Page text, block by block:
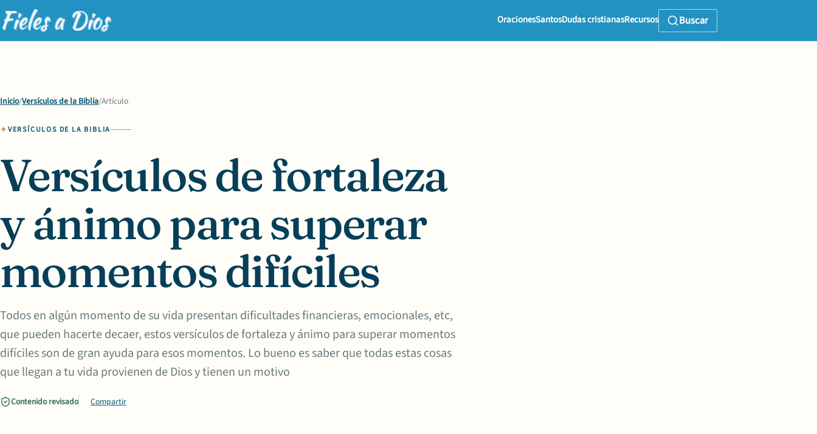
OracionesSantosDudas cristianasRecursos Buscar
Inicio/Versículos de la Biblia/Artículo
VERSÍCULOS DE LA BIBLIA
Versículos de fortaleza
y ánimo para superar
momentos difíciles
Todos en algún momento de su vida presentan dificultades financieras, emocionales, etc,
que pueden hacerte decaer, estos versículos de fortaleza y ánimo para superar momentos
difíciles son de gran ayuda para esos momentos. Lo bueno es saber que todas estas cosas
que llegan a tu vida provienen de Dios y tienen un motivo
Contenido revisado Compartir